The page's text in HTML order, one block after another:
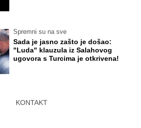
Spremni su na sve
Sada je jasno zašto je došao:
"Luda" klauzula iz Salahovog
ugovora s Turcima je otkrivena!
KONTAKT